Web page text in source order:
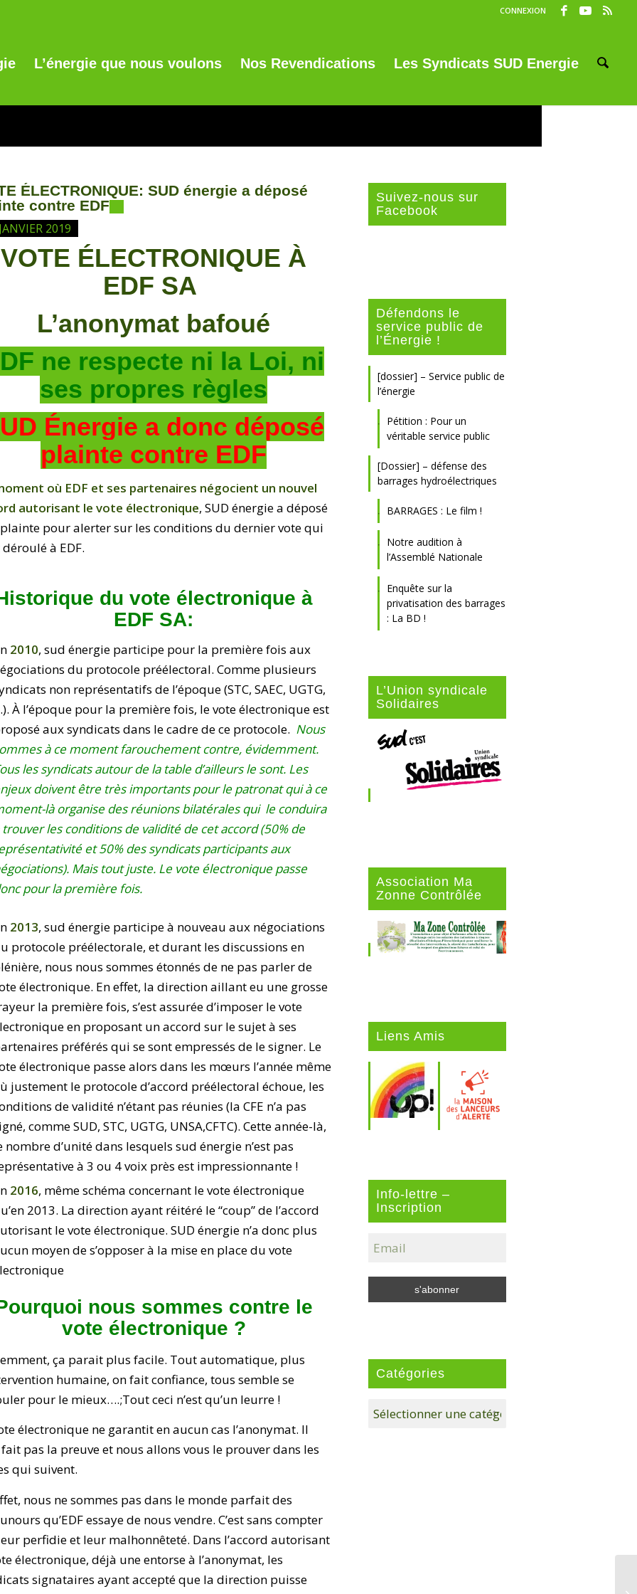
CONNEXION
L’énergie que nous voulons Nos Revendications Les Syndicats SUD Energie
ÉLECTRONIQUE: SUD énergie a déposé
contre EDF
2019
VOTE ÉLECTRONIQUE À
EDF SA
L’anonymat bafoué
ne respecte ni la Loi, ni
ses propres règles
Énergie a donc déposé
plainte contre EDF
où EDF et ses partenaires négocient un nouvel
autorisant le vote électronique, SUD énergie a déposé
pour alerter sur les conditions du dernier vote qui
déroulé à EDF.
du vote électronique à
EDF SA:
2010, sud énergie participe pour la première fois aux
du protocole préélectoral. Comme plusieurs
non représentatifs de l’époque (STC, SAEC, UGTG,
À l’époque pour la première fois, le vote électronique est
aux syndicats dans le cadre de ce protocole. Nous
à ce moment farouchement contre, évidemment.
les syndicats autour de la table d’ailleurs le sont. Les
doivent être très importants pour le patronat qui à ce
là organise des réunions bilatérales qui le conduira
trouver les conditions de validité de cet accord (50% de
et 50% des syndicats participants aux
Mais tout juste. Le vote électronique passe
pour la première fois.
2013, sud énergie participe à nouveau aux négociations
protocole préélectorale, et durant les discussions en
nous nous sommes étonnés de ne pas parler de
électronique. En effet, la direction aillant eu une grosse
la première fois, s’est assurée d’imposer le vote
en proposant un accord sur le sujet à ses
préférés qui se sont empressés de le signer. Le
électronique passe alors dans les mœurs l’année même
justement le protocole d’accord préélectoral échoue, les
de validité n’étant pas réunies (la CFE n’a pas
comme SUD, STC, UGTG, UNSA,CFTC). Cette année-là,
nombre d’unité dans lesquels sud énergie n’est pas
à 3 ou 4 voix près est impressionnante !
2016, même schéma concernant le vote électronique
2013. La direction ayant réitéré le “coup” de l’accord
le vote électronique. SUD énergie n’a donc plus
moyen de s’opposer à la mise en place du vote
nous sommes contre le
vote électronique ?
ça parait plus facile. Tout automatique, plus
humaine, on fait confiance, tous semble se
pour le mieux….;Tout ceci n’est qu’un leurre !
électronique ne garantit en aucun cas l’anonymat. Il
fait pas la preuve et nous allons vous le prouver dans les
qui suivent.
nous ne sommes pas dans le monde parfait des
qu’EDF essaye de nous vendre. C’est sans compter
perfidie et leur malhonnêteté. Dans l’accord autorisant
électronique, déjà une entorse à l’anonymat, les
signataires ayant accepté que la direction puisse
Suivez-nous sur
Facebook
Défendons le
service public de
l’Énergie !
[dossier] – Service public de
l’énergie
Pétition : Pour un
véritable service public
[Dossier] – défense des
barrages hydroélectriques
BARRAGES : Le film !
Notre audition à
l’Assemblé Nationale
Enquête sur la
privatisation des barrages
: La BD !
L’Union syndicale
Solidaires
Association Ma
Zonne Contrôlée
Liens Amis
Info-lettre –
Inscription
Catégories
Catégories